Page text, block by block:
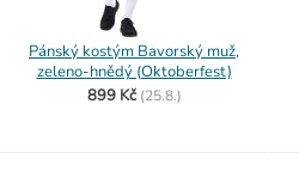
Pánský kostým Bavorský muž,
zeleno-hnědý (Oktoberfest)
899 Kč (25.8.)